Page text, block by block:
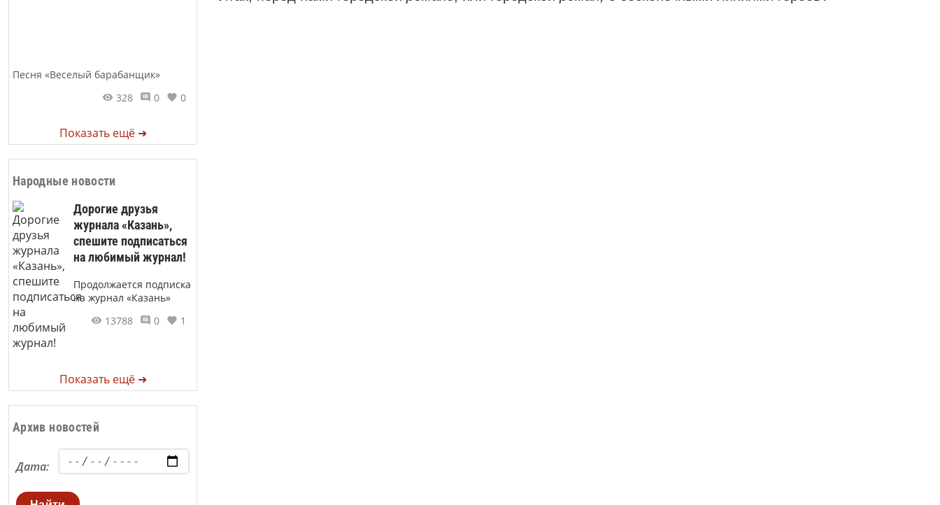
Песня «Веселый барабанщик»
328
0 0
Показать ещё ➜
Народные новости
Дорогие друзья
журнала «Казань»,
спешите подписаться
на любимый журнал!
Продолжается подписка
на журнал «Казань»
13788
0 1
Показать ещё ➜
Архив новостей
Дата: